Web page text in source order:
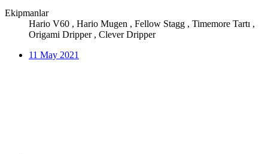
Ekipmanlar
Hario V60 , Hario Mugen , Fellow Stagg , Timemore Tartı ,
Origami Dripper , Clever Dripper
11 May 2021